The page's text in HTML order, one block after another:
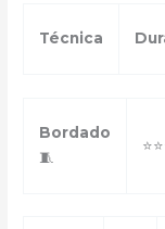
Técnica
Bordado
🧵